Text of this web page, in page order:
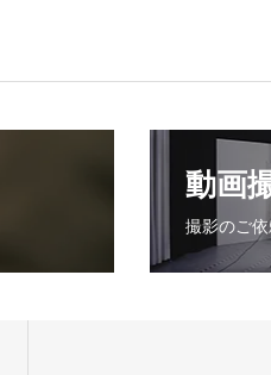
動画
撮影のご依